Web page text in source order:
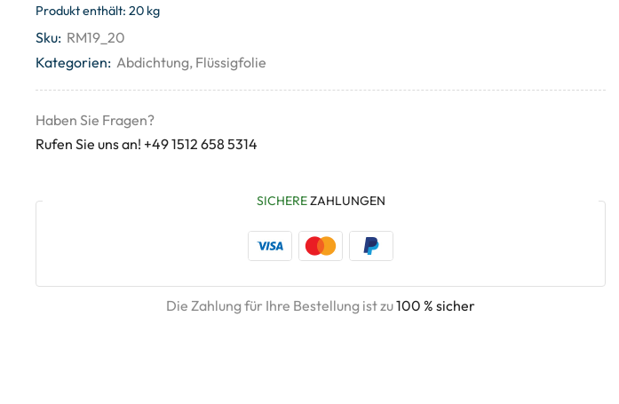
Produkt enthält: 20 kg
Sku: RM19_20
Kategorien: Abdichtung, Flüssigfolie
Haben Sie Fragen?
Rufen Sie uns an! +49 1512 658 5314
SICHEREZAHLUNGEN
Die Zahlung für Ihre Bestellung ist zu100 % sicher